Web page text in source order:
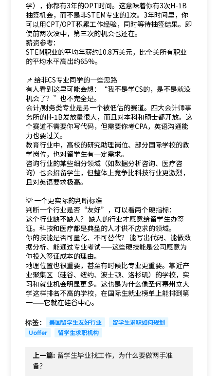
学），你都有3年的OPT时间。这意味着你有3次H-1B
抽签机会，而不是非STEM专业的1次。3年时间里，你
可以用CPT/OPT积累工作经验，同时等待抽签结果。即
使前两次没中，第三次的机会也还在。
薪资参考：
STEM职业的平均年薪约10.8万美元，比全美所有职业
的平均水平高出约65%。
📌 给非CS专业同学的一些思路
有人看到这里可能会想：“我不是学CS的，是不是就没
机会了？”也不完全是。
会计/财务类专业是另一个被低估的赛道。四大会计师事
务所的H-1B发放量很大，而且对本科和硕士都开放。这
个赛道不需要你写代码，但需要你考CPA，英语沟通能
力也要过关。
教育行业中，高校的研究助理岗位、部分国际学校的教
学岗位，也对留学生有一定需求。
咨询行业的某些细分领域（如数据分析咨询、医疗咨
询）也会招留学生，但整体上竞争比科技行业更激烈，
且对英语要求极高。
💡 一个更实际的判断标准
判断一个行业是否“友好”，可以看两个硬指标：
这个行业缺不缺人？ 缺人的行业才愿意给留学生办签
证。科技和医疗都是典型的人才供不应求的领域。
你的技能是否可量化、不可替代？ 能写出代码、能做数
据分析、能通过专业考试——这些硬技能是公司愿意为
你投入签证成本的理由。
地理位置也很重要，甚至有时候比专业更重要。靠近产
业聚集区（硅谷、纽约、波士顿、洛杉矶）的学校，实
习和就业机会明显更多。这也是为什么像圣何塞州立大
学这样排名不高的学校，在国际生就业榜单上能排到第
一——它就在硅谷中心。
标签： 美国留学生友好行业
留学生求职如何规划
Uoffer
留学生求职机构
上一篇: 留学生毕业找工作，为什么要做两手准
备？